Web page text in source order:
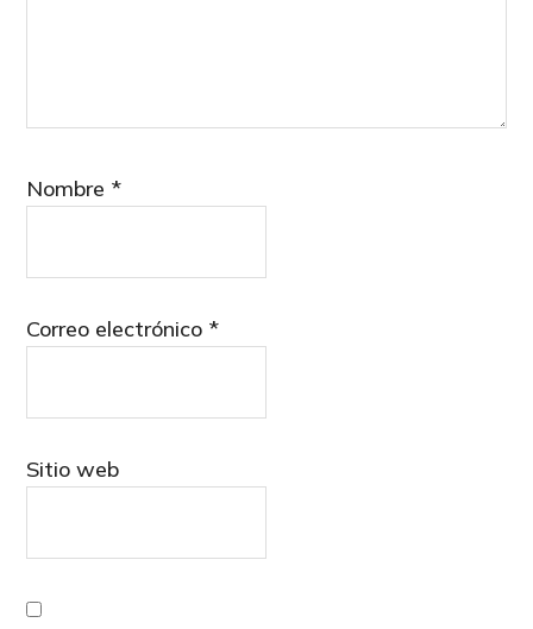
Nombre *
Correo electrónico *
Sitio web